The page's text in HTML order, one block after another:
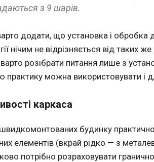
з 9 шарів.
додати, що установка і обробка
нічим не відрізняється від таких
розібрати питання лише з
практику можна використовувати і
каркаса
будинку
елементів (вкрай рідко — з
потрібно розраховувати